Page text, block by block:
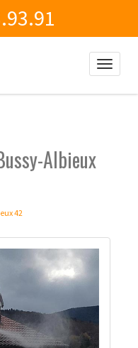
Toggle
Albieux
42